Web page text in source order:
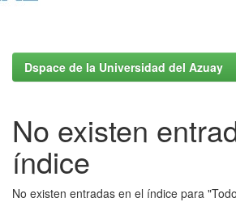
Dspace de la Universidad del Azuay
No existen
índice
No existen entradas en el índice para